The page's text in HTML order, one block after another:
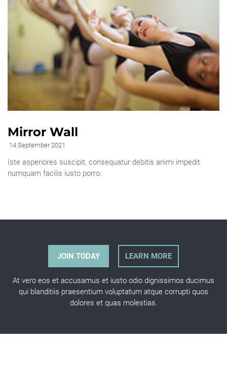
Mirror Wall
14 September 2021
Iste asperiores suscipit, consequatur debitis animi impedit
numquam facilis iusto porro.
JOIN TODAY LEARN MORE
At vero eos et accusamus et iusto odio dignissimos ducimus
qui blanditiis praesentium voluptatum atque corrupti quos
dolores et quas molestias.